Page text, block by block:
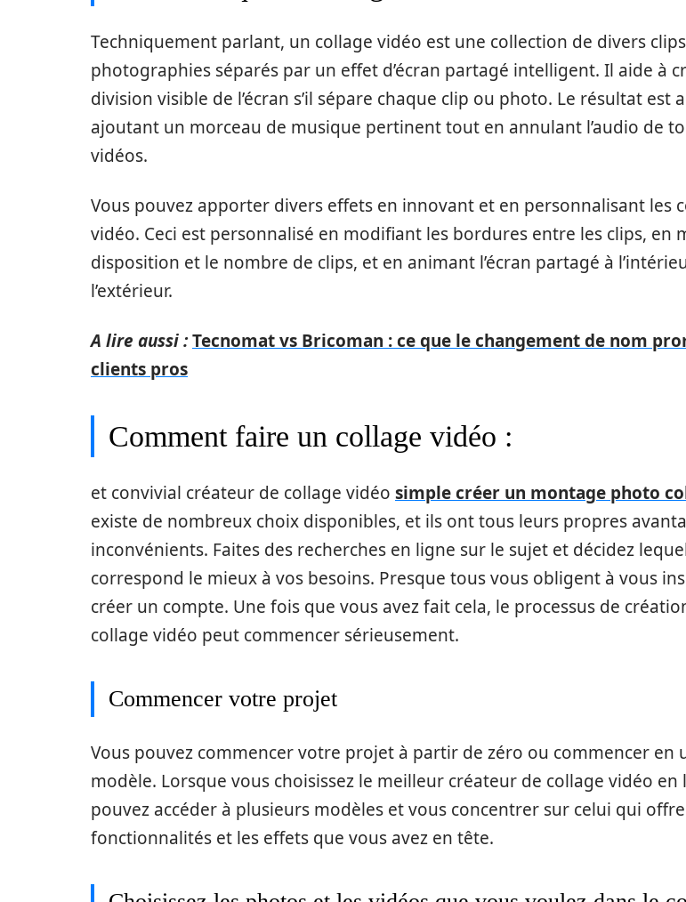
Techniquement parlant, un collage vidéo est une collection de divers
photographies séparés par un effet d’écran partagé intelligent. Il aide à
division visible de l’écran s’il sépare chaque clip ou photo. Le résultat est
ajoutant un morceau de musique pertinent tout en annulant l’audio de
vidéos.
Vous pouvez apporter divers effets en innovant et en personnalisant les
vidéo. Ceci est personnalisé en modifiant les bordures entre les clips, en
disposition et le nombre de clips, et en animant l’écran partagé à
l’extérieur.
A lire aussi :Tecnomat vs Bricoman : ce que le changement de nom
clients pros
Comment faire un collage vidéo :
et convivial créateur de collage vidéo simple créer un montage photo
existe de nombreux choix disponibles, et ils ont tous leurs propres
inconvénients. Faites des recherches en ligne sur le sujet et décidez
correspond le mieux à vos besoins. Presque tous vous obligent à vous
créer un compte. Une fois que vous avez fait cela, le processus de
collage vidéo peut commencer sérieusement.
Commencer votre projet
Vous pouvez commencer votre projet à partir de zéro ou commencer en
modèle. Lorsque vous choisissez le meilleur créateur de collage vidéo en
pouvez accéder à plusieurs modèles et vous concentrer sur celui qui
fonctionnalités et les effets que vous avez en tête.